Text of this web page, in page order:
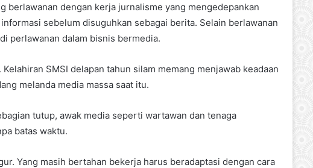
berlawanan dengan kerja jurnalisme yang mengedepankan
sebelum disuguhkan sebagai berita. Selain berlawanan
perlawanan dalam bisnis bermedia.
SMSI delapan tahun silam memang menjawab keadaan
melanda media massa saat itu.
tutup, awak media seperti wartawan dan tenaga
batas waktu.
Yang masih bertahan bekerja harus beradaptasi dengan cara